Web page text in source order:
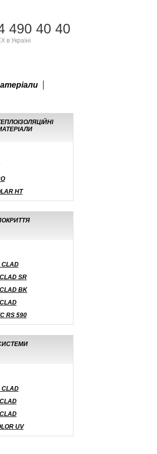
490 40 40
в Україні
HT
CLAD
SR
BK
RS 590
CLAD
UV